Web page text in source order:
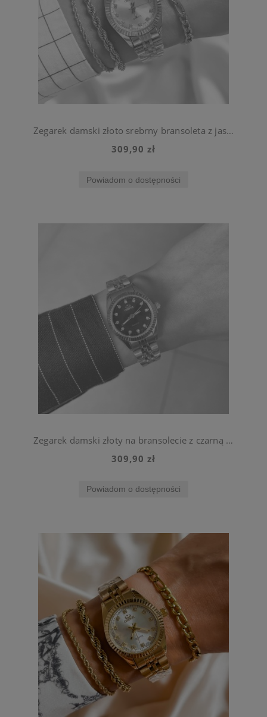
Zegarek damski złoto srebrny bransoleta z jasną tarczą ze stali chirurgicznej
309,90 zł
Powiadom o dostępności
Zegarek damski złoty na bransolecie z czarną tarczą ze stali chirurgicznej
309,90 zł
Powiadom o dostępności